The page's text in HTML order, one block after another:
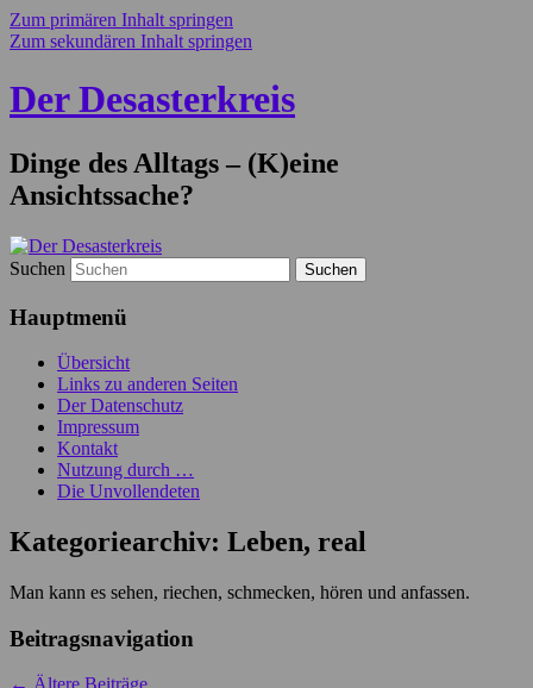
Zum primären Inhalt springen
Zum sekundären Inhalt springen
Der Desasterkreis
Dinge des Alltags – (K)eine
Ansichtssache?
Suchen
Hauptmenü
Übersicht
Links zu anderen Seiten
Der Datenschutz
Impressum
Kontakt
Nutzung durch …
Die Unvollendeten
Kategoriearchiv: Leben, real
Man kann es sehen, riechen, schmecken, hören und anfassen.
Beitragsnavigation